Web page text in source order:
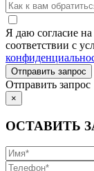
Я даю согласие на
соответствии с
Отправить запрос
×
ОСТАВИТЬ